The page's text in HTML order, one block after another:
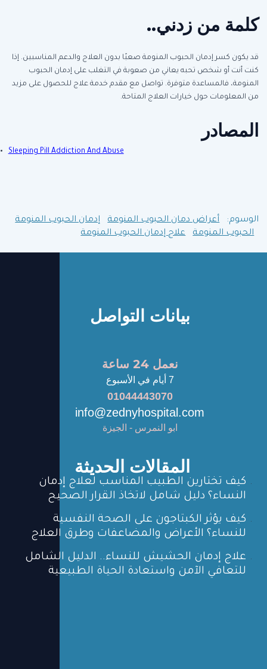
كلمة من زدني..
قد يكون كسر إدمان الحبوب المنومة صعبًا بدون العلاج والدعم المناسبين. إذا
كنت أنت أو شخص تحبه يعاني من صعوبة في التغلب على إدمان الحبوب
المنومة، فالمساعدة متوفرة. تواصل مع مقدم خدمة علاج للحصول على مزيد
من المعلومات حول خيارات العلاج المتاحة.
المصادر
Sleeping Pill Addiction And Abuse
الوسوم: أعراض دمان الحبوب المنومة
إدمان الحبوب المنومة
الحبوب المنومة
علاج إدمان الحبوب المنومة
بيانات التواصل
نعمل 24 ساعة
7 أيام في الأسبوع
01044443070
info@zednyhospital.com
ابو النمرس - الجيزة
المقالات الحديثة
كيف تختارين الطبيب المناسب لعلاج إدمان
النساء؟ دليل شامل لاتخاذ القرار الصحيح
كيف يؤثر الكبتاجون على الصحة النفسية
للنساء؟ الأعراض والمضاعفات وطرق العلاج
علاج إدمان الحشيش للنساء.. الدليل الشامل
للتعافي الآمن واستعادة الحياة الطبيعية